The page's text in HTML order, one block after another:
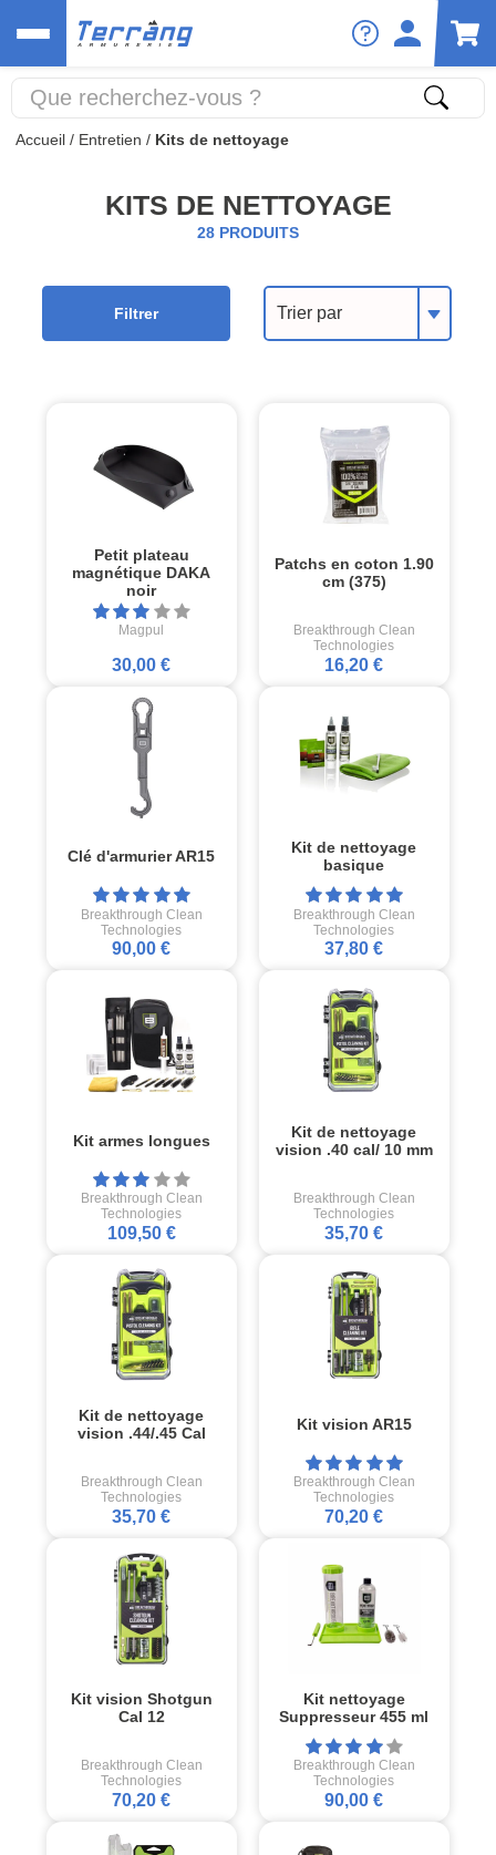
Accueil / Entretien / Kits de nettoyage
KITS DE NETTOYAGE
28 PRODUITS
Trier par
Filtrer
Petit plateau
magnétique DAKA
noir
Magpul
30,00 €
Patchs en coton 1.90
cm (375)
Breakthrough Clean
Technologies
16,20 €
Clé d'armurier AR15
Breakthrough Clean
Technologies
90,00 €
Kit de nettoyage
basique
Breakthrough Clean
Technologies
37,80 €
Kit armes longues
Breakthrough Clean
Technologies
109,50 €
Kit de nettoyage
vision .40 cal/ 10 mm
Breakthrough Clean
Technologies
35,70 €
Kit de nettoyage
vision .44/.45 Cal
Breakthrough Clean
Technologies
35,70 €
Kit vision AR15
Breakthrough Clean
Technologies
70,20 €
Kit vision Shotgun
Cal 12
Breakthrough Clean
Technologies
70,20 €
Kit nettoyage
Suppresseur 455 ml
Breakthrough Clean
Technologies
90,00 €